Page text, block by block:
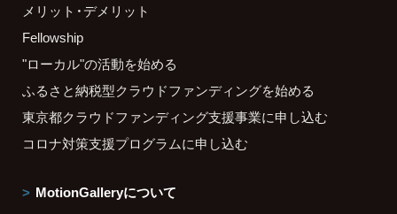
メリット・デメリット
Fellowship
"ローカル"の活動を始める
ふるさと納税型クラウドファンディングを始める
東京都クラウドファンディング支援事業に申し込む
コロナ対策支援プログラムに申し込む
MotionGalleryについて